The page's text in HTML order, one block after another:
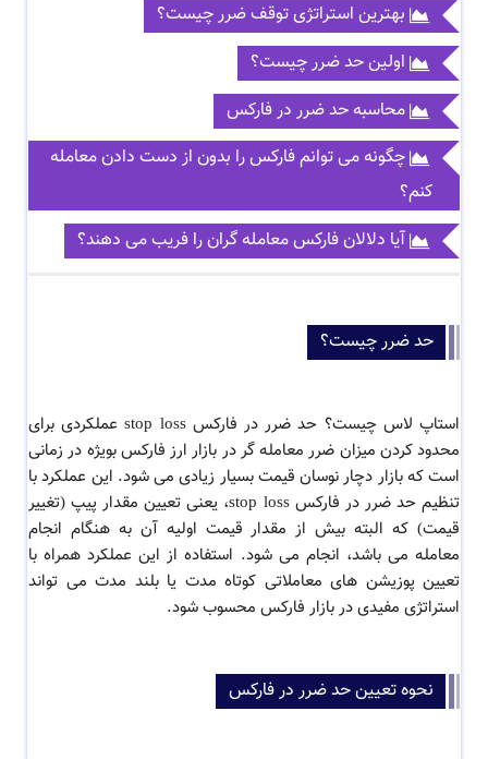
بهترین استراتژی توقف ضرر چیست؟
اولین حد ضرر چیست؟
محاسبه حد ضرر در فارکس
چگونه می توانم فارکس را بدون از دست دادن معامله
کنم؟
آیا دلالان فارکس معامله گران را فریب می دهند؟
حد ضرر چیست؟
استاپ لاس چیست؟ حد ضرر در فارکس stop loss عملکردی برای
محدود کردن میزان ضرر معامله گر در بازار ارز فارکس بویژه در زمانی
است که بازار دچار نوسان قیمت بسیار زیادی می شود. این عملکرد با
تنظیم حد ضرر در فارکس stop loss، یعنی تعیین مقدار پیپ (تغییر
قیمت) که البته بیش از مقدار قیمت اولیه آن به هنگام انجام
معامله می باشد، انجام می شود. استفاده از این عملکرد همراه با
تعیین پوزیشن های معاملاتی کوتاه مدت یا بلند مدت می تواند
استراتژی مفیدی در بازار فارکس محسوب شود.
نحوه تعیین حد ضرر در فارکس